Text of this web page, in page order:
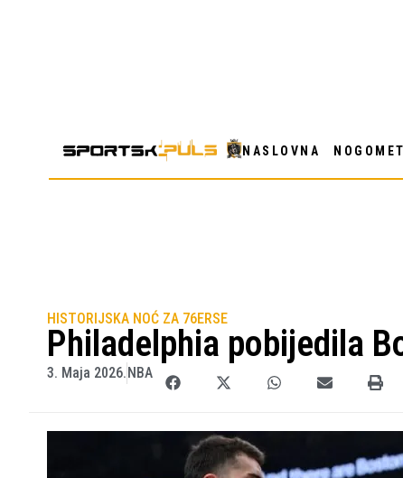
NASLOVNA NOGOMET
HISTORIJSKA NOĆ ZA 76ERSE
Philadelphia pobijedila
3. Maja 2026. NBA